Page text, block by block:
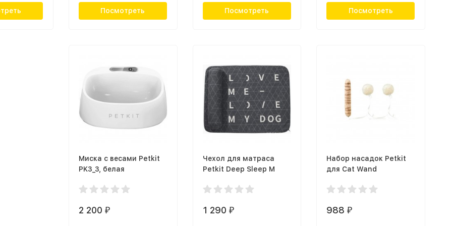
Посмотреть Посмотреть Посмотреть
Миска с весами Petkit
PK3_3, белая
2 200 ₽
Чехол для матраса
Petkit Deep Sleep M
1 290 ₽
Набор насадок Petkit
для Cat Wand
988₽